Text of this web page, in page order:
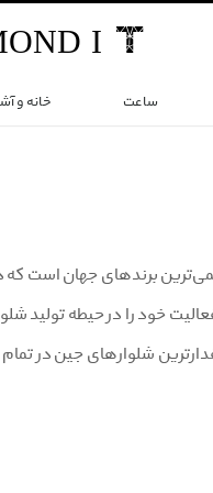
I
ساعت خانه و
شلوارهای جین در